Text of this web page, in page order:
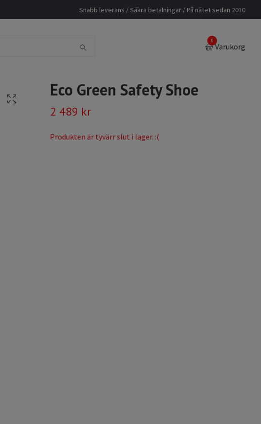
Snabb leverans / Säkra betalningar / På nätet sedan 2010
0
Varukorg
Eco Green Safety Shoe
2 489 kr
Produkten är tyvärr slut i lager. :(